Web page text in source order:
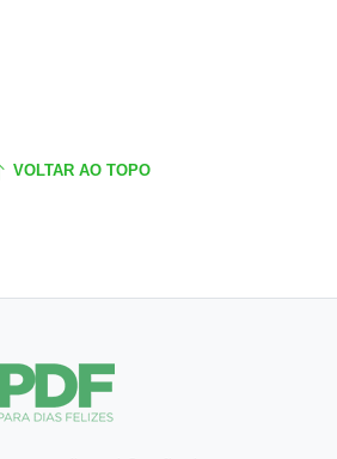
VOLTAR AO TOPO